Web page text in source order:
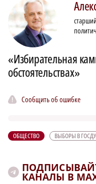
«Избирательная
обстоятельствах»
Сообщить об ошибке
ОБЩЕСТВО ВЫБОРЫ В
КАНАЛЫ В